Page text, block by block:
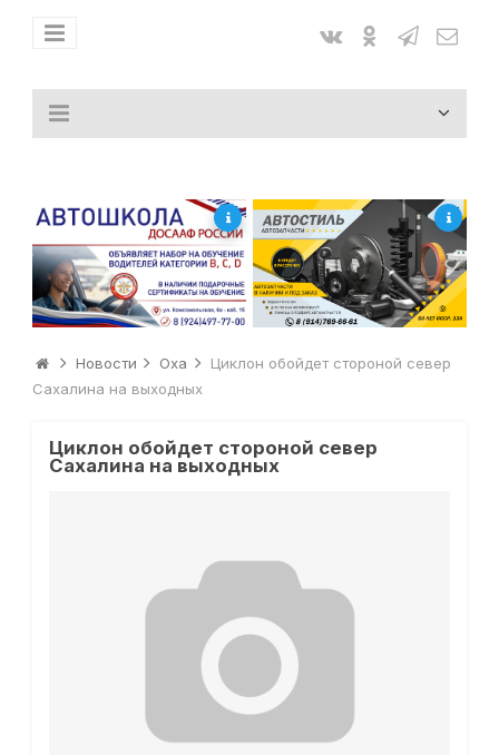
Новости Оха
Циклон обойдет стороной север
Сахалина на выходных
Циклон обойдет стороной север
Сахалина на выходных